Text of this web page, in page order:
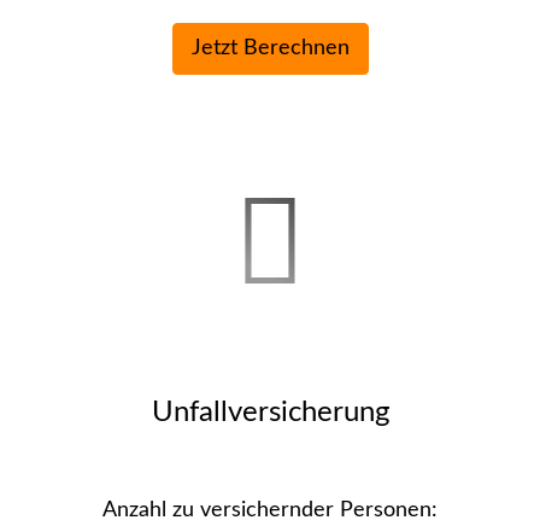
Unfall­ver­si­che­rung
Anzahl zu ver­sichern­der Per­sonen: